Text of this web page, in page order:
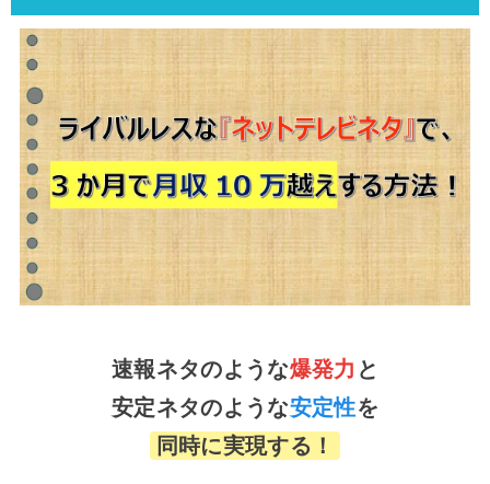
速報ネタのような爆発力 と
安定ネタのような安定性を
同時に実現する！